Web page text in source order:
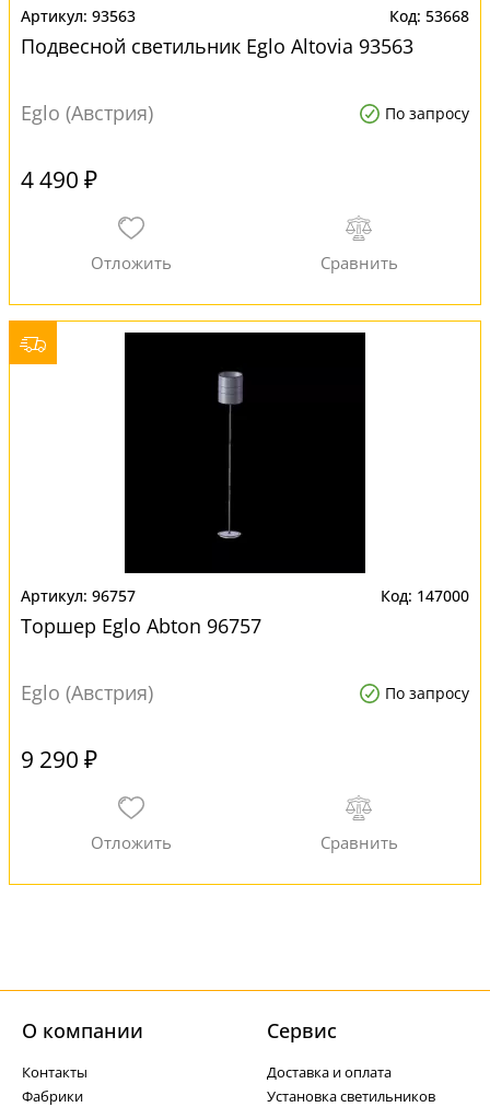
93563 53668
Подвесной светильник Eglo Altovia 93563
Eglo (Австрия) По запросу
4 490 ₽
96757 147000
Торшер Eglo Abton 96757
Eglo (Австрия) По запросу
9 290 ₽
О компании
Контакты
Фабрики
Cервис
Доставка и оплата
Установка светильников